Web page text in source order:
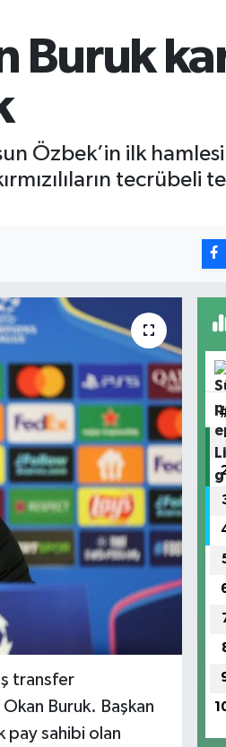
Buruk
Özbek’in ilk
tecrübeli
transfer
Buruk. Başkan
pay sahibi olan
1